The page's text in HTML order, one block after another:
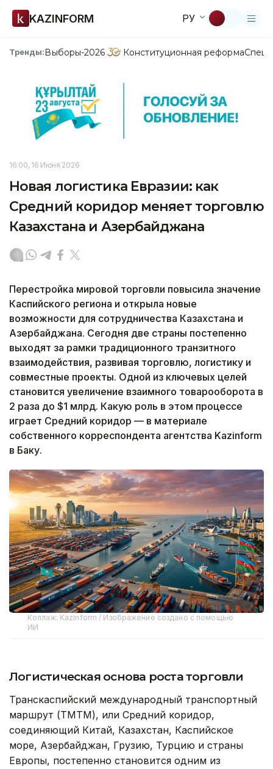
KAZINFORM РУ
Тренды:Выборы-2026 Конституционная реформа
16:00, 16 Июня 2026
Новая логистика Евразии: как
Средний коридор меняет торговлю
Казахстана и Азербайджана
Перестройка мировой торговли повысила значение
Каспийского региона и открыла новые
возможности для сотрудничества Казахстана и
Азербайджана. Сегодня две страны постепенно
выходят за рамки традиционного транзитного
взаимодействия, развивая торговлю, логистику и
совместные проекты. Одной из ключевых целей
становится увеличение взаимного товарооборота в
2 раза до $1 млрд. Какую роль в этом процессе
играет Средний коридор — в материале
собственного корреспондента агентства Kazinform
в Баку.
Коллаж: Kazinform / Изображение создано с помощью
ИИ
Логистическая основа роста торговли
Транскаспийский международный транспортный
маршрут (ТМТМ), или Средний коридор,
соединяющий Китай, Казахстан, Каспийское
море, Азербайджан, Грузию, Турцию и страны
Европы, постепенно становится одним из